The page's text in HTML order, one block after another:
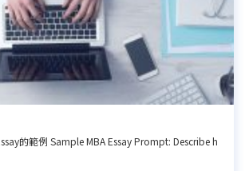
的範例 Sample MBA Essay Prompt: Describe h